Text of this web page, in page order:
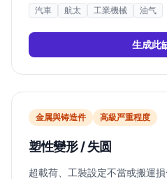
汽車 航太 工業機械 油气
生成此
金属與铸造件 高級严重程度
塑性變形 / 失圆
超載荷、工裝設定不當或搬運